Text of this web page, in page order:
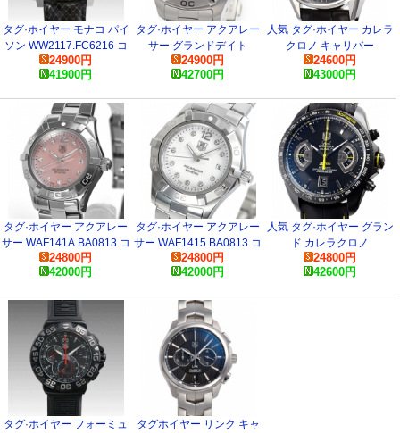
タグ·ホイヤー モナコ パイ
ソン WW2117.FC6216 コ
ピー 時計
24900円
41900円
タグ·ホイヤー アクアレー
サー グランドデイト
CAF101F.BA0821 コピー
時計
24900円
42700円
人気 タグ·ホイヤー カレラ
クロノ キャリバー
CAR2013.FC2013 腕時計
24600円
43000円
タグ·ホイヤー アクアレー
サー WAF141A.BA0813 コ
ピー 時計
24800円
42000円
タグ·ホイヤー アクアレー
サー WAF1415.BA0813 コ
ピー 時計
24800円
42000円
人気 タグ·ホイヤー グラン
ド カレラクロノ
CAV518J.FC6274 腕時計
24800円
42600円
タグ·ホイヤー フォーミュ
タグホイヤー リンク キャ